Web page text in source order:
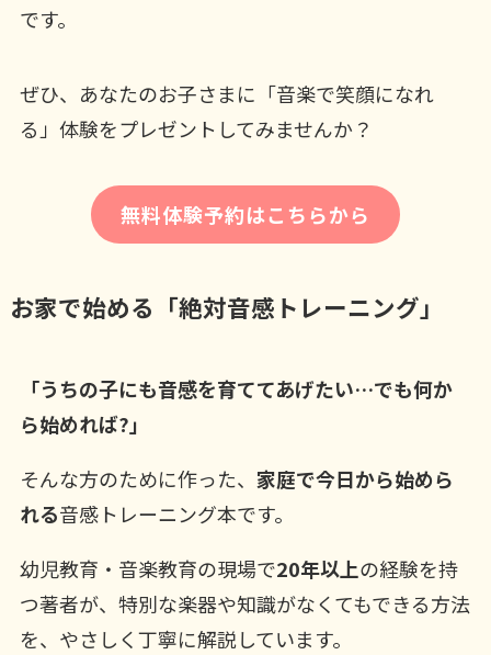
です。
ぜひ、あなたのお子さまに「音楽で笑顔になれ
る」体験をプレゼントしてみませんか？
無料体験予約はこちらから
お家で始める「絶対音感トレーニング」
「うちの子にも音感を育ててあげたい…でも何か
ら始めれば?」
そんな方のために作った、 家庭で今日から始めら
れる音感トレーニング本です。
幼児教育・音楽教育の現場で20年以上の経験を持
つ著者が、特別な楽器や知識がなくてもできる方法
を、やさしく丁寧に解説しています。